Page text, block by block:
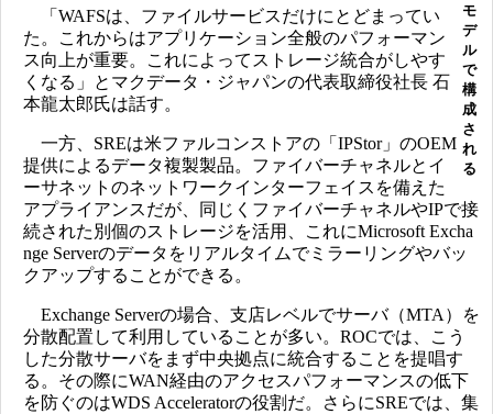
モ
デ
ル
で
構
成
さ
れ
る
「WAFSは、ファイルサービスだけにとどまってい
た。これからはアプリケーション全般のパフォーマン
ス向上が重要。これによってストレージ統合がしやす
くなる」とマクデータ・ジャパンの代表取締役社長 石
本龍太郎氏は話す。
一方、SREは米ファルコンストアの「IPStor」のOEM
提供によるデータ複製製品。ファイバーチャネルとイ
ーサネットのネットワークインターフェイスを備えた
アプライアンスだが、同じくファイバーチャネルやIPで接
続された別個のストレージを活用、これにMicrosoft Excha
nge Serverのデータをリアルタイムでミラーリングやバッ
クアップすることができる。
Exchange Serverの場合、支店レベルでサーバ（MTA）を
分散配置して利用していることが多い。ROCでは、こう
した分散サーバをまず中央拠点に統合することを提唱す
る。その際にWAN経由のアクセスパフォーマンスの低下
を防ぐのはWDS Acceleratorの役割だ。さらにSREでは、集